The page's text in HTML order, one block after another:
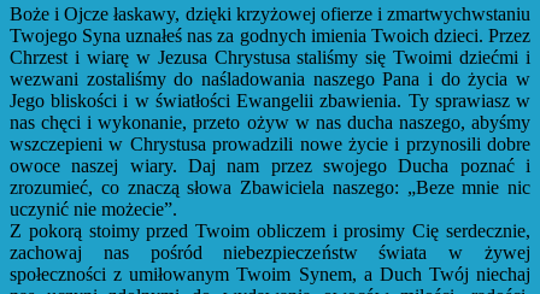
Boże i Ojcze łaskawy, dzięki krzyżowej ofierze i zmartwychwstaniu
Twojego Syna uznałeś nas za godnych imienia Twoich dzieci. Przez
Chrzest i wiarę w Jezusa Chrystusa staliśmy się Twoimi dziećmi i
wezwani zostaliśmy do naśladowania naszego Pana i do życia w
Jego bliskości i w światłości Ewangelii zbawienia. Ty sprawiasz w
nas chęci i wykonanie, przeto ożyw w nas ducha naszego, abyśmy
wszczepieni w Chrystusa prowadzili nowe życie i przynosili dobre
owoce naszej wiary. Daj nam przez swojego Ducha poznać i
zrozumieć, co znaczą słowa Zbawiciela naszego: „Beze mnie nic
uczynić nie możecie”.
Z pokorą stoimy przed Twoim obliczem i prosimy Cię serdecznie,
zachowaj nas pośród niebezpieczeństw świata w żywej
społeczności z umiłowanym Twoim Synem, a Duch Twój niechaj